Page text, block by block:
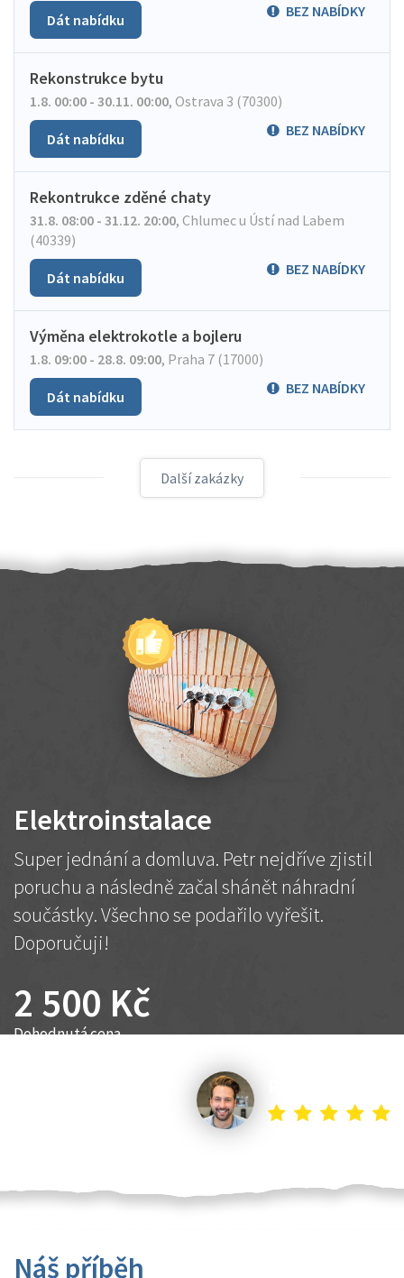
BEZ NABÍDKY
Dát nabídku
Rekonstrukce bytu
1.8. 00:00 - 30.11. 00:00, Ostrava 3 (70300)
BEZ NABÍDKY
Dát nabídku
Rekontrukce zděné chaty
31.8. 08:00 - 31.12. 20:00, Chlumec u Ústí nad Labem
(40339)
BEZ NABÍDKY
Dát nabídku
Výměna elektrokotle a bojleru
1.8. 09:00 - 28.8. 09:00, Praha 7 (17000)
BEZ NABÍDKY
Dát nabídku
Další zakázky
Elektroinstalace
Super jednání a domluva. Petr nejdříve zjistil
poruchu a následně začal shánět náhradní
součástky. Všechno se podařilo vyřešit.
Doporučuji!
2 500 Kč
Dohodnutá cena
Náš příběh